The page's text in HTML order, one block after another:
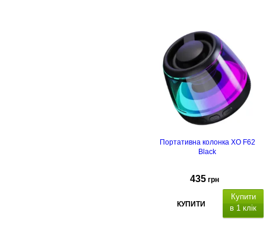
Портативна колонка XO F62
Black
435 грн
КУПИТИ
Купити
в 1 клік